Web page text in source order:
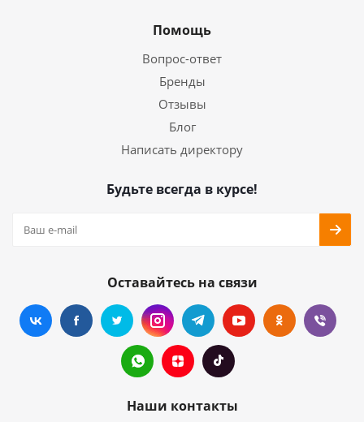
Помощь
Вопрос-ответ
Бренды
Отзывы
Блог
Написать директору
Будьте всегда в курсе!
Оставайтесь на связи
Наши контакты